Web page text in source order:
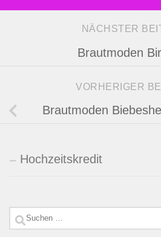
NÄCHSTER
Brautmoden
VORHERIGER
Brautmoden
Hochzeitskredit
Suchen